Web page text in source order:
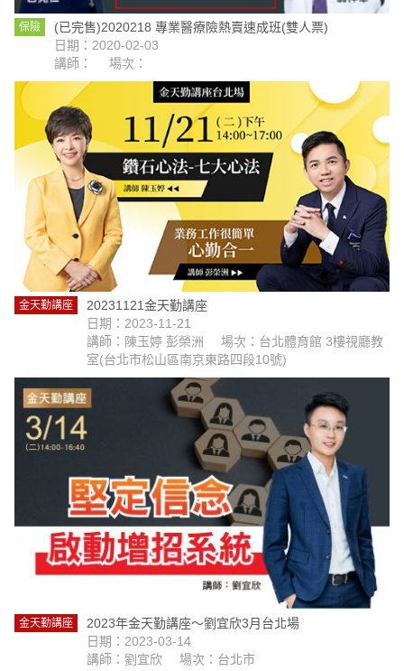
保險
(已完售)2020218 專業醫療險熱賣速成班(雙人票)
日期：2020-02-03
講師：
場次：
金天勤講座
20231121金天勤講座
日期：2023-11-21
講師：陳玉婷 彭榮洲
場次：台北體育館 3樓視廳教
室(台北市松山區南京東路四段10號)
金天勤講座
2023年金天勤講座～劉宜欣3月台北場
日期：2023-03-14
講師：劉宜欣
場次：台北市